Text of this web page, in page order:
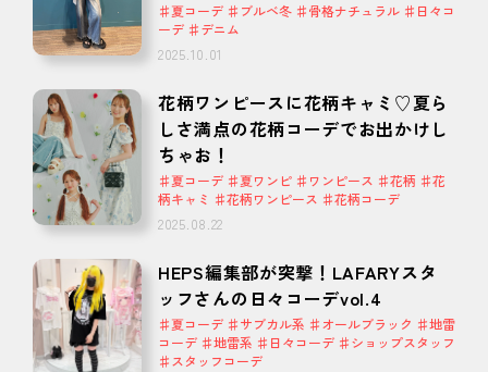
♯夏コーデ ♯ブルベ冬 ♯骨格ナチュラル ♯日々コ
ーデ ♯デニム
2025.10.01
花柄ワンピースに花柄キャミ♡夏ら
しさ満点の花柄コーデでお出かけし
ちゃお！
♯夏コーデ ♯夏ワンピ ♯ワンピース ♯花柄 ♯花
柄キャミ ♯花柄ワンピース ♯花柄コーデ
2025.08.22
HEPS編集部が突撃！LAFARYスタ
ッフさんの日々コーデvol.4
♯夏コーデ ♯サブカル系 ♯オールブラック ♯地雷
コーデ ♯地雷系 ♯日々コーデ ♯ショップスタッフ
♯スタッフコーデ